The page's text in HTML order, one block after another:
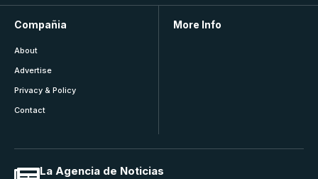
Compañia
About
Advertise
Privacy & Policy
Contact
More Info
La Agencia de Noticias